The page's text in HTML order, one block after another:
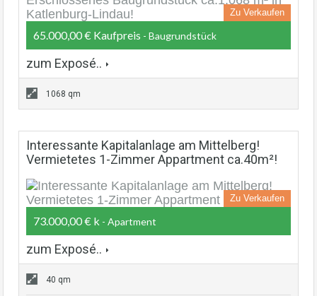
Zu Verkaufen
65.000,00 € Kaufpreis - Baugrundstück
zum Exposé..
1068 qm
Interessante Kapitalanlage am Mittelberg!
Vermietetes 1-Zimmer Appartment ca.40m²!
Zu Verkaufen
73.000,00 € k - Apartment
zum Exposé..
40 qm